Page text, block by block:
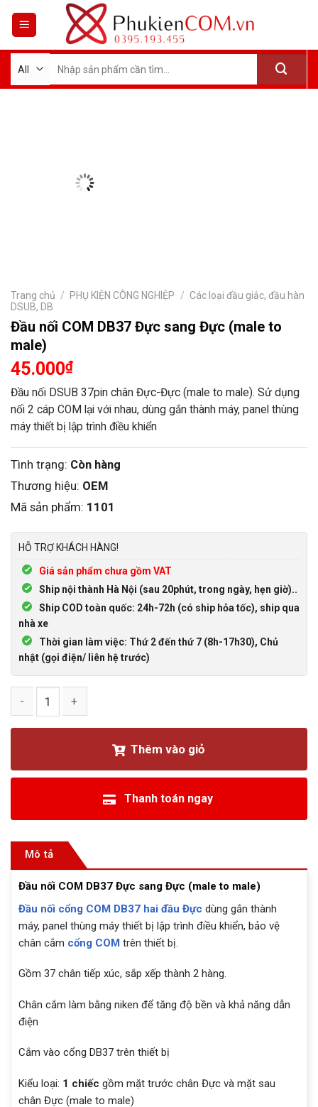
kiếm:
Trang chủ / PHỤ KIỆN CÔNG NGHIỆP / Các loại đầu giắc, đầu hàn
DSUB, DB
Đầu nối COM DB37 Đực sang Đực (male to
male)
45.000₫
Đầu nối DSUB 37pin chân Đực-Đực (male to male). Sử dụng
nối 2 cáp COM lại với nhau, dùng gắn thành máy, panel thùng
máy thiết bị lập trình điều khiển
Tình trạng: Còn hàng
Thương hiệu: OEM
Mã sản phẩm: 1101
HỖ TRỢ KHÁCH HÀNG!
Giá sản phẩm chưa gồm VAT
Ship nội thành Hà Nội (sau 20phút, trong ngày, hẹn giờ)..
Ship COD toàn quốc: 24h-72h (có ship hỏa tốc), ship qua
nhà xe
Thời gian làm việc: Thứ 2 đến thứ 7 (8h-17h30), Chủ
nhật (gọi điện/ liên hệ trước)
Thêm vào giỏ
Thanh toán ngay
Mô tả
Đầu nối COM DB37 Đực sang Đực (male to male)
Đầu nối cổng COM DB37 hai đầu Đực dùng gắn thành
máy, panel thùng máy thiết bị lập trình điều khiển, bảo vệ
chân cắm cổng COM trên thiết bị.
Gồm 37 chân tiếp xúc, sắp xếp thành 2 hàng.
Chân cắm làm bằng niken để tăng độ bền và khả năng dẫn
điện
Cắm vào cổng DB37 trên thiết bị
Kiểu loại: 1 chiếc gồm mặt trước chân Đực và mặt sau
chân Đực (male to male)